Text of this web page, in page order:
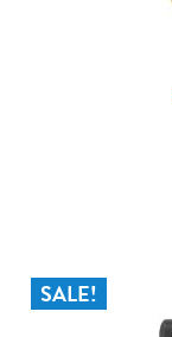
SALE!